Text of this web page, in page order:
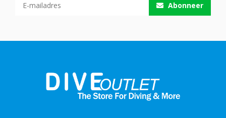
Abonneer